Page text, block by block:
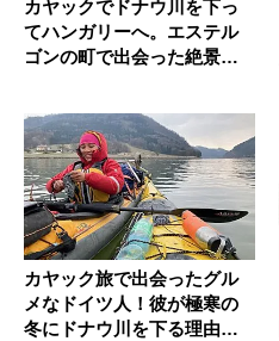
カヤックでドナウ川を下っ
てハンガリーへ。エステル
ゴンの町で出会った絶景廃
カヤック旅で出会ったグル
メなドイツ人！彼が極寒の
冬にドナウ川を下る理由と